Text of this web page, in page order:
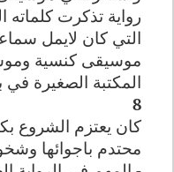
رواية تذكرت كلماته
التي كان لايمل
موسيقى كنسية
المكتبة الصغيرة في
8
كان يعتزم الشروع
محتدم باجوائها